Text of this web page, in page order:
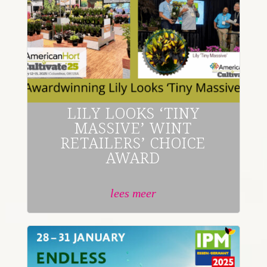
LILY LOOKS ‘TINY
MASSIVE’ WINT
RETAILERS’ CHOICE
AWARD
lees meer